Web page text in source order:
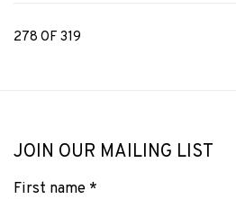
278 OF 319
JOIN OUR MAILING LIST
First name *